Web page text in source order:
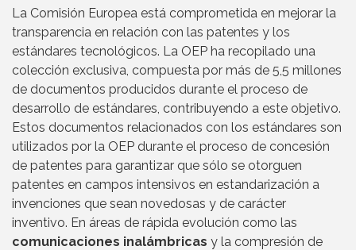
La Comisión Europea está comprometida en mejorar la
transparencia en relación con las patentes y los
estándares tecnológicos. La OEP ha recopilado una
colección exclusiva, compuesta por más de 5,5 millones
de documentos producidos durante el proceso de
desarrollo de estándares, contribuyendo a este objetivo.
Estos documentos relacionados con los estándares son
utilizados por la OEP durante el proceso de concesión
de patentes para garantizar que sólo se otorguen
patentes en campos intensivos en estandarización a
invenciones que sean novedosas y de carácter
inventivo. En áreas de rápida evolución como las
comunicaciones inalámbricas y la compresión de